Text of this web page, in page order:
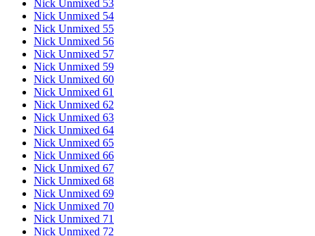
Nick Unmixed 53
Nick Unmixed 54
Nick Unmixed 55
Nick Unmixed 56
Nick Unmixed 57
Nick Unmixed 59
Nick Unmixed 60
Nick Unmixed 61
Nick Unmixed 62
Nick Unmixed 63
Nick Unmixed 64
Nick Unmixed 65
Nick Unmixed 66
Nick Unmixed 67
Nick Unmixed 68
Nick Unmixed 69
Nick Unmixed 70
Nick Unmixed 71
Nick Unmixed 72